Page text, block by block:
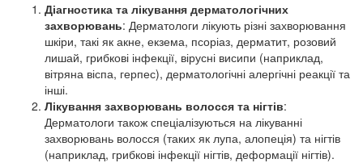
Діагностика та лікування дерматологічних
захворювань: Дерматологи лікують різні захворювання
шкіри, такі як акне, екзема, псоріаз, дерматит, розовий
лишай, грибкові інфекції, вірусні висипи (наприклад,
вітряна віспа, герпес), дерматологічні алергічні реакції та
інші.
Лікування захворювань волосся та нігтів:
Дерматологи також спеціалізуються на лікуванні
захворювань волосся (таких як лупа, алопеція) та нігтів
(наприклад, грибкові інфекції нігтів, деформації нігтів).